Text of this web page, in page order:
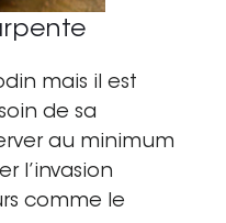
mais il est
de sa
au minimum
l’invasion
comme le